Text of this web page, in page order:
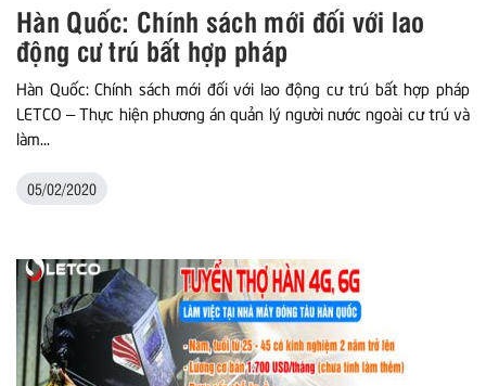
Hàn Quốc: Chính sách mới đối với lao
động cư trú bất hợp pháp
Hàn Quốc: Chính sách mới đối với lao động cư trú bất hợp pháp
LETCO – Thực hiện phương án quản lý người nước ngoài cư trú và
làm...
05/02/2020